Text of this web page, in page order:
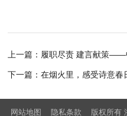
上一篇：履职尽责 建言献策——
网站地图 隐私条款
版权所有